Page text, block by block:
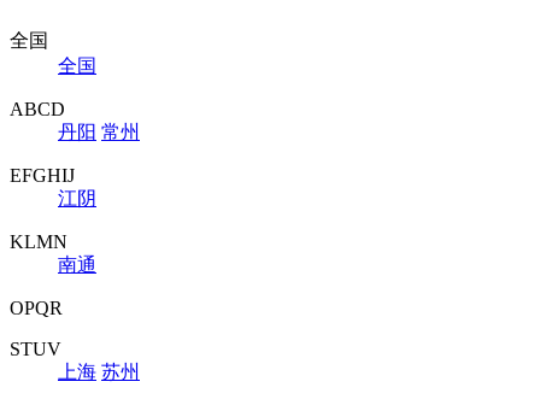
全国
全国
ABCD
丹阳 常州
EFGHIJ
江阴
KLMN
南通
OPQR
STUV
上海 苏州